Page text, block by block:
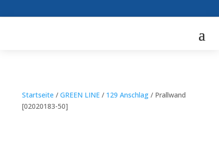
Startseite / GREEN LINE/ 129 Anschlag/ Prallwand
[02020183-50]